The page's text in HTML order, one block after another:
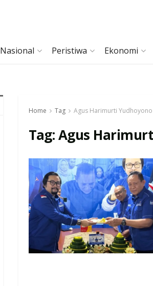
Nasional Peristiwa Ekonomi
Home Tag Agus Harimurti Yudhoyono
Tag:Agus